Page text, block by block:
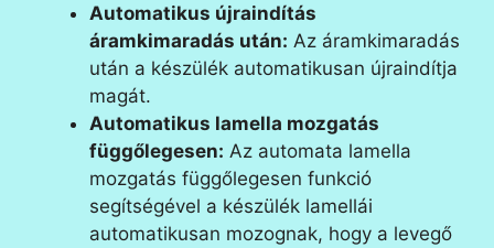
Automatikus újraindítás
áramkimaradás után: Az áramkimaradás
után a készülék automatikusan újraindítja
magát.
Automatikus lamella mozgatás
függőlegesen: Az automata lamella
mozgatás függőlegesen funkció
segítségével a készülék lamellái
automatikusan mozognak, hogy a levegő